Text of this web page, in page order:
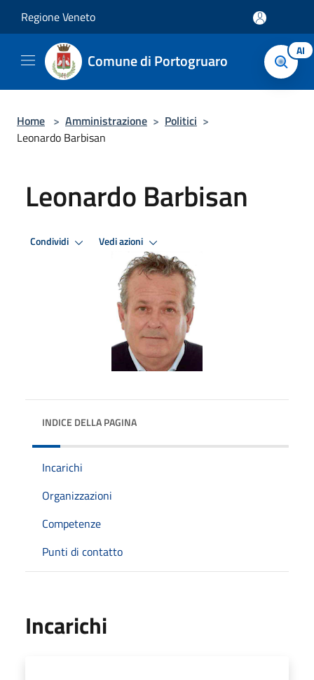
Regione Veneto
Comune di Portogruaro AI
Home > Amministrazione > Politici >
Leonardo Barbisan
Leonardo Barbisan
Condividi Vedi azioni
INDICE DELLA PAGINA
Incarichi
Organizzazioni
Competenze
Punti di contatto
Incarichi